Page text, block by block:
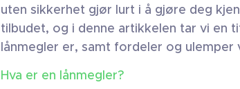
uten sikkerhet gjør lurt i å gjøre deg
tilbudet, og i denne artikkelen tar vi en
lånmegler er, samt fordeler og ulemper
Hva er en lånmegler?